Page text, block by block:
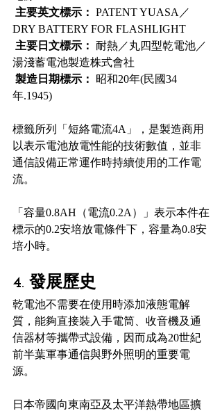
主要英文標示： PATENT YUASA／
DRY BATTERY FOR FLASHLIGHT
主要日文標示： 耐熱／丸四型乾電池／
湯淺蓄電池製造株式會社
製造日期標示：
昭和20年(民國34
年.1945)
標籤所列「短絡電流4A」，是製造商用
以表示電池放電性能的技術數值，並非
通信設備正常運作時持續使用的工作電
流。
「容量0.8AH（電流0.2A）」表示本件在
標示的0.2安培放電條件下，容量為0.8安
培小時。
4. 發展歷史
乾電池不需要在使用時添加液態電解
質，能夠直接裝入手電筒、收音機及通
信器材等攜帶式設備，因而成為20世紀
前半葉軍事通信與野外照明的重要電
源。
日本帝國向東南亞及太平洋熱帶地區擴